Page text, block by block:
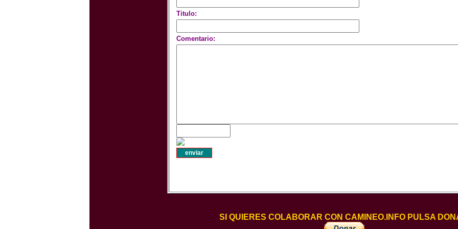
Titulo:
Comentario:
SI QUIERES COLABORAR CON CAMINEO.INFO PULSA